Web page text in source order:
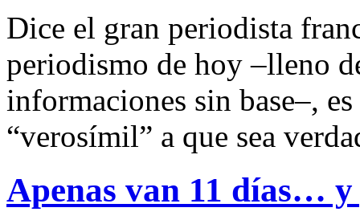
Dice el gran periodista
periodismo de hoy –lleno
informaciones sin base–,
“verosímil” a que sea
Apenas van 11 días…